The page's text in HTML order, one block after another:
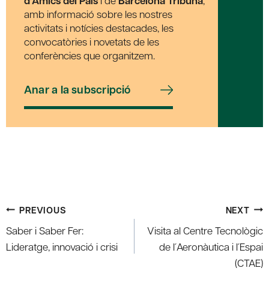
amb informació sobre les nostres
activitats i notícies destacades, les
convocatòries i novetats de les
conferències que organitzem.
Anar a la subscripció
Post
navigation
PREVIOUS
Saber i Saber Fer:
Lideratge, innovació i crisi
NEXT
Visita al Centre Tecnològic
de l´Aeronàutica i l´Espai
(CTAE)